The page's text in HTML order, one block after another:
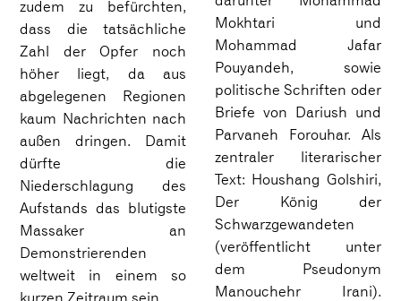
zudem zu befürchten,
dass die tatsächliche
Zahl der Opfer noch
höher liegt, da aus
abgelegenen Regionen
kaum Nachrichten nach
außen dringen. Damit
dürfte die
Niederschlagung des
Aufstands das blutigste
Massaker an
Demonstrierenden
weltweit in einem so
Mokhtari und
Mohammad Jafar
Pouyandeh, sowie
politische Schriften oder
Briefe von Dariush und
Parvaneh Forouhar. Als
zentraler literarischer
Text: Houshang Golshiri,
Der König der
Schwarzgewandeten
(veröffentlicht unter
dem Pseudonym
Manouchehr Irani).